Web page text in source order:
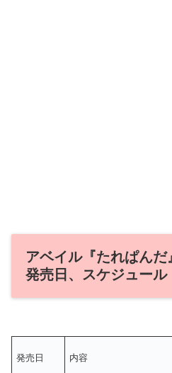
アベイル『たれぱん
発売日、スケジュール
発売日 内容